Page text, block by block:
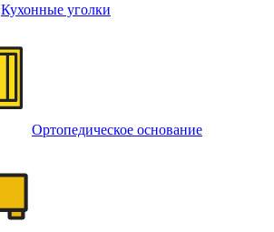
Кухонные уголки
Ортопедическое основание